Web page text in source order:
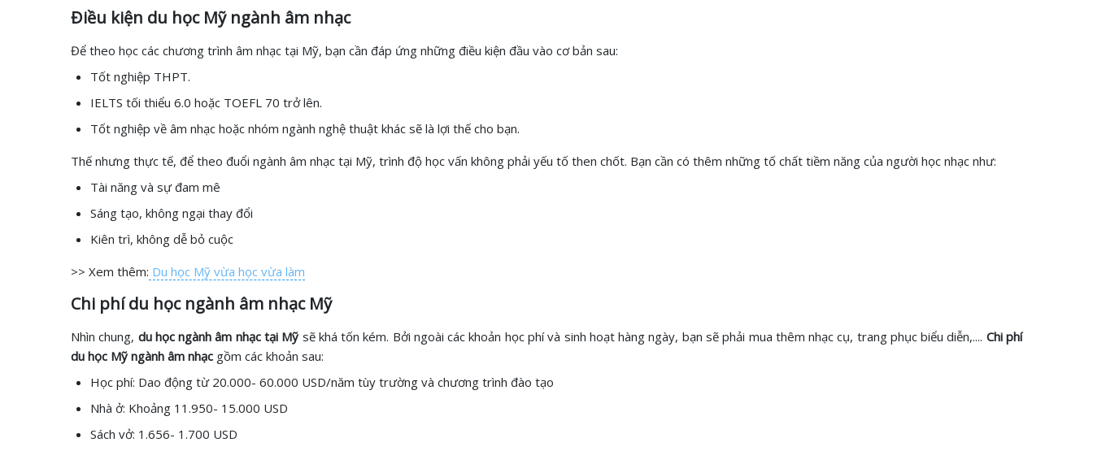
Điều kiện du học Mỹ ngành âm nhạc
Để theo học các chương trình âm nhạc tại Mỹ, bạn cần đáp ứng những điều kiện đầu vào cơ bản sau:
Tốt nghiệp THPT.
IELTS tối thiểu 6.0 hoặc TOEFL 70 trở lên.
Tốt nghiệp về âm nhạc hoặc nhóm ngành nghệ thuật khác sẽ là lợi thế cho bạn.
Thế nhưng thực tế, để theo đuổi ngành âm nhạc tại Mỹ, trình độ học vấn không phải yếu tố then chốt. Bạn cần có thêm những tố chất tiềm năng của người học nhạc như:
Tài năng và sự đam mê
Sáng tạo, không ngại thay đổi
Kiên trì, không dễ bỏ cuộc
>> Xem thêm: Du học Mỹ vừa học vừa làm
Chi phí du học ngành âm nhạc Mỹ
Nhìn chung, du học ngành âm nhạc tại Mỹ sẽ khá tốn kém. Bởi ngoài các khoản học phí và sinh hoạt hàng ngày, bạn sẽ phải mua thêm nhạc cụ, trang phục biểu diễn,.... Chi phí
du học Mỹ ngành âm nhạc gồm các khoản sau:
Học phí: Dao động từ 20.000- 60.000 USD/năm tùy trường và chương trình đào tạo
Nhà ở: Khoảng 11.950- 15.000 USD
Sách vở: 1.656- 1.700 USD